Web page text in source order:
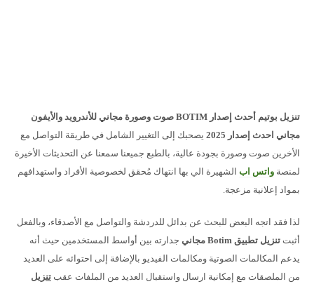
تنزيل بوتيم أحدث إصدار BOTIM صوت وصورة مجاني للأندرويد والأيفون
مجاني احدث إصدار 2025
يصحبك إلى التغيير الشامل في طريقة التواصل مع
الأخرين صوت وصورة بجودة عالية، بالطبع جميعنا سمعنا عن التحديثات الأخيرة
لمنصة واتس اب الشهيرة الي بها انتهاك مُحقق لخصوصية الأفراد واستهدافهم
بمواد إعلانية مزعجة.
لذا فقد اتجه البعض للبحث عن بدائل للدردشة والتواصل مع الأصدقاء، وبالفعل
أثبت تنزيل تطبيق Botim مجاني
جدارته بين أواسط المستخدمين حيث أنه
يدعم المكالمات الصوتية ومكالمات الفيديو بالإضافة إلى احتوائه على العديد
من الملصقات مع إمكانية ارسال واستقبال العديد من الملفات عقب تنزيل